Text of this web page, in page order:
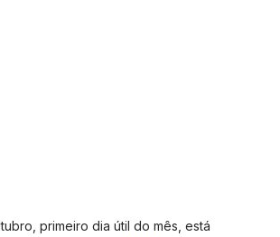
primeiro dia útil do mês, está